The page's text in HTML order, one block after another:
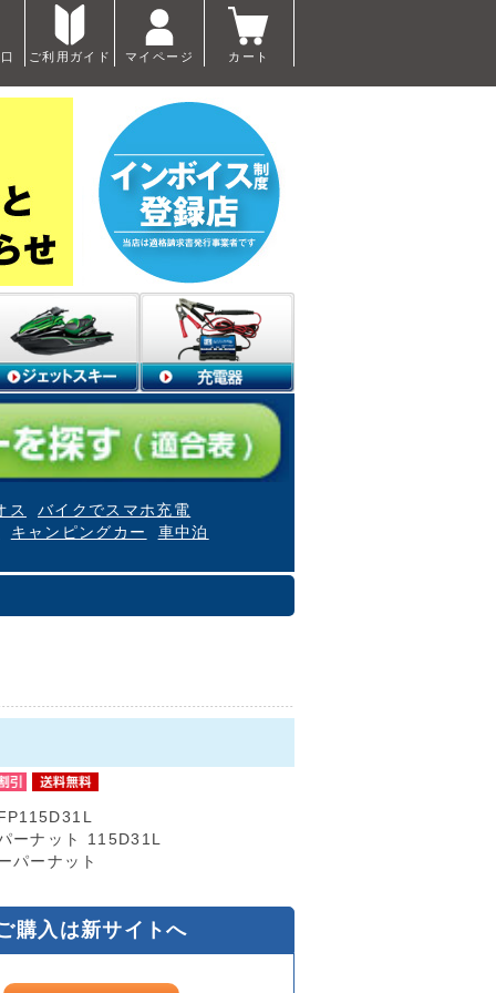
ご利用ガイド マイページ カート
ス
バイクでスマホ充電
キャンピングカー 車中泊
FP115D31L
ーナット 115D31L
パーナット
購入は新サイトへ